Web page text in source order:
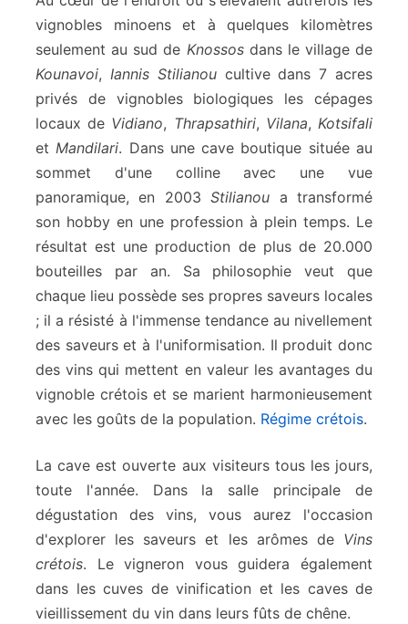
vignobles minoens et à quelques kilomètres
seulement au sud de Knossosdans le village de
Kounavoi, Iannis Stilianoucultive dans 7 acres
privés de vignobles biologiques les cépages
locaux de Vidiano, Thrapsathiri, Vilana,Kotsifali
etMandilari. Dans une cave boutique située au
sommet d'une colline avec une vue
panoramique, en 2003Stilianou a transformé
son hobby en une profession à plein temps. Le
résultat est une production de plus de 20.000
bouteilles par an. Sa philosophie veut que
chaque lieu possède ses propres saveurs locales
; il a résisté à l'immense tendance au nivellement
des saveurs et à l'uniformisation. Il produit donc
des vins qui mettent en valeur les avantages du
vignoble crétois et se marient harmonieusement
avec les goûts de la population. Régime crétois.
La cave est ouverte aux visiteurs tous les jours,
toute l'année. Dans la salle principale de
dégustation des vins, vous aurez l'occasion
d'explorer les saveurs et les arômes de Vins
crétois. Le vigneron vous guidera également
dans les cuves de vinification et les caves de
vieillissement du vin dans leurs fûts de chêne.